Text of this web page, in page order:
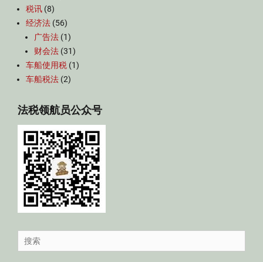
税讯 (8)
经济法 (56)
广告法 (1)
财会法 (31)
车船使用税 (1)
车船税法 (2)
法税领航员公众号
Search
for: